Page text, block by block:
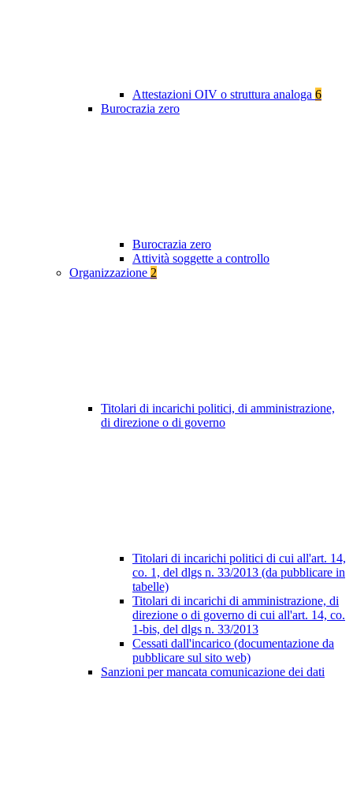
Attestazioni OIV o struttura analoga 6
Burocrazia zero
Burocrazia zero
Attività soggette a controllo
Organizzazione 2
Titolari di incarichi politici, di amministrazione,
di direzione o di governo
Titolari di incarichi politici di cui all'art. 14,
co. 1, del dlgs n. 33/2013 (da pubblicare in
tabelle)
Titolari di incarichi di amministrazione, di
direzione o di governo di cui all'art. 14, co.
1-bis, del dlgs n. 33/2013
Cessati dall'incarico (documentazione da
pubblicare sul sito web)
Sanzioni per mancata comunicazione dei dati